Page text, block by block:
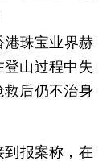
珠宝业界赫
山过程中失
后仍不治身
报案称，在